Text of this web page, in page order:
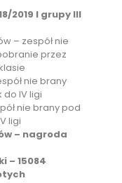
2019 I grupy III
– zespół nie
przez
nie brany
IV ligi
nie brany pod
ligi
– nagroda
– 15084